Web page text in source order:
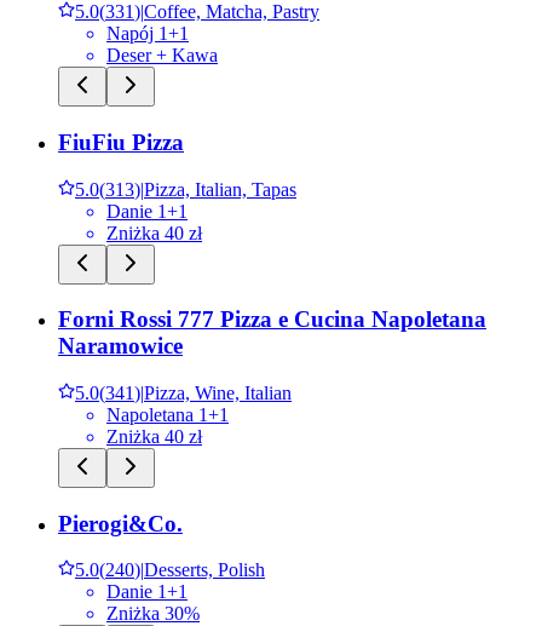
5.0(331)|Coffee, Matcha, Pastry
Napój 1+1
Deser + Kawa
FiuFiu Pizza
5.0(313)|Pizza, Italian, Tapas
Danie 1+1
Zniżka 40 zł
Forni Rossi 777 Pizza e Cucina Napoletana
Naramowice
5.0(341)|Pizza, Wine, Italian
Napoletana 1+1
Zniżka 40 zł
Pierogi&Co.
5.0(240)|Desserts, Polish
Danie 1+1
Zniżka 30%